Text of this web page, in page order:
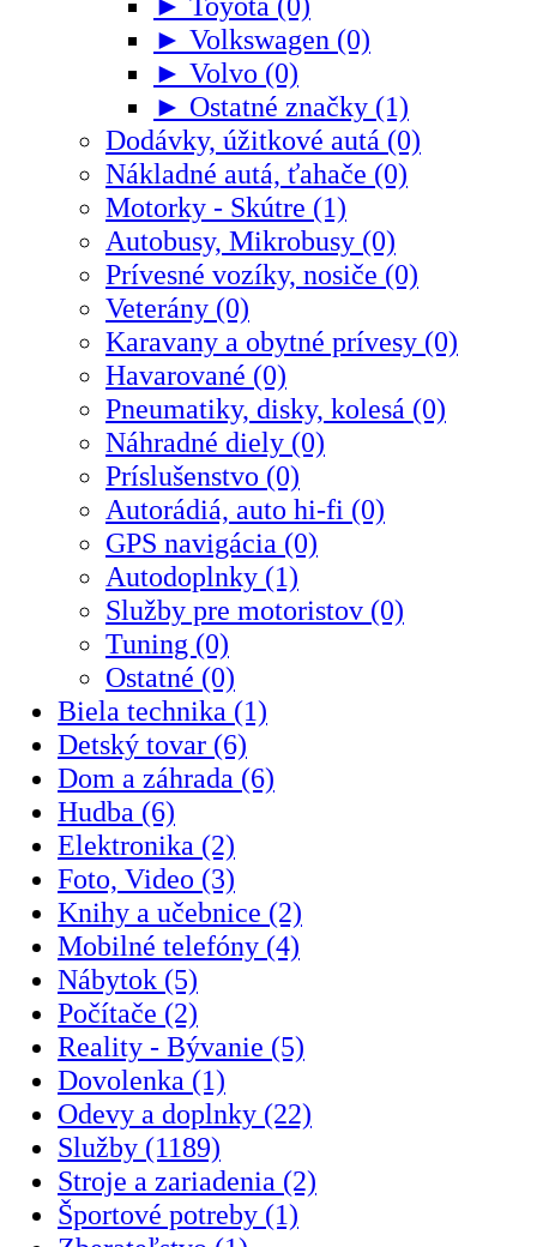
► Volkswagen (0)
► Volvo (0)
► Ostatné značky (1)
Dodávky, úžitkové autá (0)
Nákladné autá, ťahače (0)
Motorky - Skútre (1)
Autobusy, Mikrobusy (0)
Prívesné vozíky, nosiče (0)
Veterány (0)
Karavany a obytné prívesy (0)
Havarované (0)
Pneumatiky, disky, kolesá (0)
Náhradné diely (0)
Príslušenstvo (0)
Autorádiá, auto hi-fi (0)
GPS navigácia (0)
Autodoplnky (1)
Služby pre motoristov (0)
Tuning (0)
Ostatné (0)
Biela technika (1)
Detský tovar (6)
Dom a záhrada (6)
Hudba (6)
Elektronika (2)
Foto, Video (3)
Knihy a učebnice (2)
Mobilné telefóny (4)
Nábytok (5)
Počítače (2)
Reality - Bývanie (5)
Dovolenka (1)
Odevy a doplnky (22)
Služby (1189)
Stroje a zariadenia (2)
Športové potreby (1)